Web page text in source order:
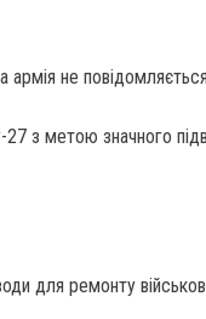
армія не
з метою значного
для ремонту